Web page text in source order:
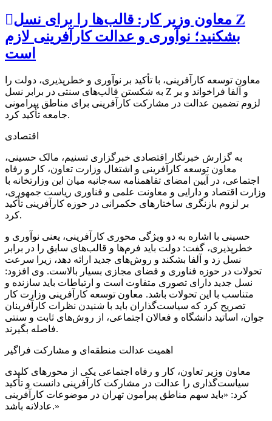
معاون وزیر کار: قالب‌ها را برای نسل Z
بشکنید؛ نوآوری و عدالت کارآفرینی لازم
است
معاون توسعه کارآفرینی، با تأکید بر نوآوری و خطرپذیری، دولت را
به شکستن قالب‌های سنتی در برابر نسل Z و آلفا فراخواند و بر
لزوم تضمین عدالت در مشارکت کارآفرینی برای مناطق پیرامونی
جامعه تأکید کرد.
اقتصادی
به گزارش خبرنگار اقتصادی خبرگزاری تسنیم، مالک حسینی،
معاون توسعه کارآفرینی و اشتغال وزارت تعاون، کار و رفاه
اجتماعی، در آیین امضای تفاهمنامه سه‌جانبه میان این وزارتخانه با
وزارت اقتصاد و دارایی و معاونت علمی و فناوری ریاست جمهوری،
بر لزوم بازنگری ساختارهای حکمرانی در حوزه کارآفرینی تأکید
کرد.
حسینی با اشاره به دو ویژگی محوری کارآفرینی، یعنی نوآوری و
خطرپذیری، گفت: دولت باید فرم‌ها و قالب‌های سابق را در برابر
نسل زد و آلفا بشکند و روش‌های جدید ارائه دهد، زیرا سرعت
تحولات در حوزه فناوری و فضای مجازی بسیار بالاست. وی افزود:
نسل جدید دارای تصوری متفاوت است و ارتباطات باید سازنده و
متناسب با این تحولات باشد. معاون توسعه کارآفرینی وزارت کار
تصریح کرد که سیاست‌گذاران باید با شنیدن نظرات کارآفرینان
جوان، اساتید دانشگاه و فعالان اجتماعی، از روش‌های ثابت و سنتی
فاصله بگیرند.
اهمیت عدالت منطقه‌ای و مشارکت فراگیر
معاون وزیر تعاون، کار و رفاه اجتماعی یکی از محورهای کلیدی
سیاست‌گذاری را عدالت در مشارکت کارآفرینی دانست و تأکید
کرد: «باید سهم مناطق پیرامون تهران در موضوعات کارآفرینی
عادلانه باشد.»